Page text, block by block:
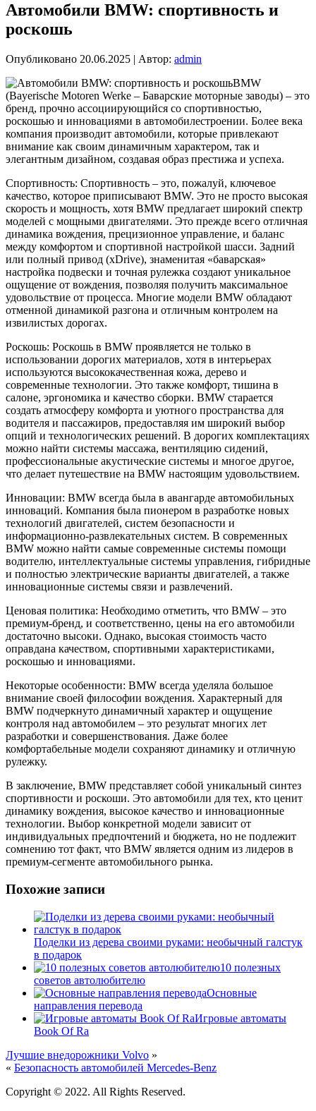
Автомобили BMW: спортивность и
роскошь
Опубликовано 20.06.2025 | Автор: admin
BMW
(Bayerische Motoren Werke – Баварские моторные заводы) – это
бренд, прочно ассоциирующийся со спортивностью,
роскошью и инновациями в автомобилестроении. Более века
компания производит автомобили, которые привлекают
внимание как своим динамичным характером, так и
элегантным дизайном, создавая образ престижа и успеха.
Спортивность: Спортивность – это, пожалуй, ключевое
качество, которое приписывают BMW. Это не просто высокая
скорость и мощность, хотя BMW предлагает широкий спектр
моделей с мощными двигателями. Это прежде всего отличная
динамика вождения, прецизионное управление, и баланс
между комфортом и спортивной настройкой шасси. Задний
или полный привод (xDrive), знаменитая «баварская»
настройка подвески и точная рулежка создают уникальное
ощущение от вождения, позволяя получить максимальное
удовольствие от процесса. Многие модели BMW обладают
отменной динамикой разгона и отличным контролем на
извилистых дорогах.
Роскошь: Роскошь в BMW проявляется не только в
использовании дорогих материалов, хотя в интерьерах
используются высококачественная кожа, дерево и
современные технологии. Это также комфорт, тишина в
салоне, эргономика и качество сборки. BMW старается
создать атмосферу комфорта и уютного пространства для
водителя и пассажиров, предоставляя им широкий выбор
опций и технологических решений. В дорогих комплектациях
можно найти системы массажа, вентиляцию сидений,
профессиональные акустические системы и многое другое,
что делает путешествие на BMW настоящим удовольствием.
Инновации: BMW всегда была в авангарде автомобильных
инноваций. Компания была пионером в разработке новых
технологий двигателей, систем безопасности и
информационно-развлекательных систем. В современных
BMW можно найти самые современные системы помощи
водителю, интеллектуальные системы управления, гибридные
и полностью электрические варианты двигателей, а также
инновационные системы связи и развлечений.
Ценовая политика: Необходимо отметить, что BMW – это
премиум-бренд, и соответственно, цены на его автомобили
достаточно высоки. Однако, высокая стоимость часто
оправдана качеством, спортивными характеристиками,
роскошью и инновациями.
Некоторые особенности: BMW всегда уделяла большое
внимание своей философии вождения. Характерный для
BMW подчеркнуто динамичный характер и ощущение
контроля над автомобилем – это результат многих лет
разработки и совершенствования. Даже более
комфортабельные модели сохраняют динамику и отличную
рулежку.
В заключение, BMW представляет собой уникальный синтез
спортивности и роскоши. Это автомобили для тех, кто ценит
динамику вождения, высокое качество и инновационные
технологии. Выбор конкретной модели зависит от
индивидуальных предпочтений и бюджета, но не подлежит
сомнению тот факт, что BMW является одним из лидеров в
премиум-сегменте автомобильного рынка.
Похожие записи
Поделки из дерева своими руками: необычный галстук
в подарок
10 полезных
советов автолюбителю
Основные
направления перевода
Игровые автоматы
Book Of Ra
Лучшие внедорожники Volvo »
« Безопасность автомобилей Mercedes-Benz
Copyright © 2022. All Rights Reserved.